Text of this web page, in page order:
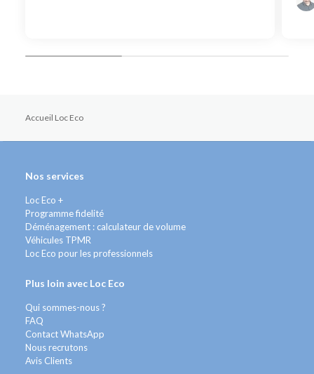
Accueil Loc Eco
Nos services
Loc Eco +
Programme fidelité
Déménagement : calculateur de volume
Véhicules TPMR
Loc Eco pour les professionnels
Plus loin avec Loc Eco
Qui sommes-nous ?
FAQ
Contact WhatsApp
Nous recrutons
Avis Clients